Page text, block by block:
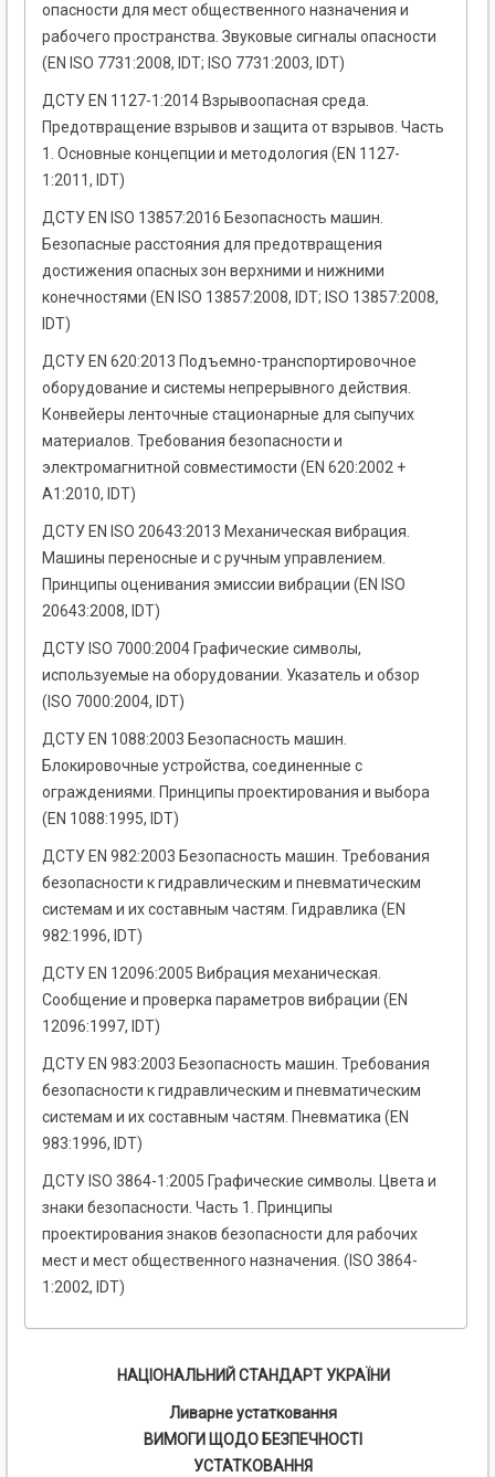
опасности для мест общественного назначения и
рабочего пространства. Звуковые сигналы опасности
(EN ISO 7731:2008, IDT; ISO 7731:2003, IDT)
ДСТУ EN 1127-1:2014 Взрывоопасная среда.
Предотвращение взрывов и защита от взрывов. Часть
1. Основные концепции и методология (EN 1127-
1:2011, IDT)
ДСТУ EN ISO 13857:2016 Безопасность машин.
Безопасные расстояния для предотвращения
достижения опасных зон верхними и нижними
конечностями (EN ISO 13857:2008, IDT; ISO 13857:2008,
IDT)
ДСТУ EN 620:2013 Подъемно-транспортировочное
оборудование и системы непрерывного действия.
Конвейеры ленточные стационарные для сыпучих
материалов. Требования безопасности и
электромагнитной совместимости (EN 620:2002 +
A1:2010, IDT)
ДСТУ EN ISO 20643:2013 Механическая вибрация.
Машины переносные и с ручным управлением.
Принципы оценивания эмиссии вибрации (EN ISO
20643:2008, IDT)
ДСТУ ISO 7000:2004 Графические символы,
используемые на оборудовании. Указатель и обзор
(ISO 7000:2004, IDT)
ДСТУ EN 1088:2003 Безопасность машин.
Блокировочные устройства, соединенные с
ограждениями. Принципы проектирования и выбора
(EN 1088:1995, IDT)
ДСТУ EN 982:2003 Безопасность машин. Требования
безопасности к гидравлическим и пневматическим
системам и их составным частям. Гидравлика (EN
982:1996, IDТ)
ДСТУ EN 12096:2005 Вибрация механическая.
Сообщение и проверка параметров вибрации (EN
12096:1997, IDT)
ДСТУ EN 983:2003 Безопасность машин. Требования
безопасности к гидравлическим и пневматическим
системам и их составным частям. Пневматика (EN
983:1996, IDT)
ДСТУ ISO 3864-1:2005 Графические символы. Цвета и
знаки безопасности. Часть 1. Принципы
проектирования знаков безопасности для рабочих
мест и мест общественного назначения. (ISO 3864-
1:2002, IDТ)
НАЦІОНАЛЬНИЙ СТАНДАРТ УКРАЇНИ
Ливарне устатковання
ВИМОГИ ЩОДО БЕЗПЕЧНОСТІ
УСТАТКОВАННЯ